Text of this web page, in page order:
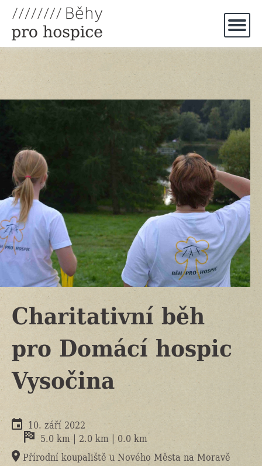
Charitativní běh
pro Domácí hospic
Vysočina
10. září 2022
5.0 km | 2.0 km | 0.0 km
Přírodní koupaliště u Nového Města na Moravě